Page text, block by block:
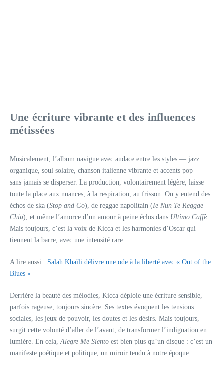
Une écriture vibrante et des influences
métissées
Musicalement, l’album navigue avec audace entre les styles — jazz
organique, soul solaire, chanson italienne vibrante et accents pop —
sans jamais se disperser. La production, volontairement légère, laisse
toute la place aux nuances, à la respiration, au frisson. On y entend des
échos de ska (Stop and Go), de reggae napolitain (Ie Nun Te Reggae
Chiu), et même l’amorce d’un amour à peine éclos dans Ultimo Caffè.
Mais toujours, c’est la voix de Kicca et les harmonies d’Oscar qui
tiennent la barre, avec une intensité rare.
A lire aussi : Salah Khaïli délivre une ode à la liberté avec « Out of the
Blues »
Derrière la beauté des mélodies, Kicca déploie une écriture sensible,
parfois rageuse, toujours sincère. Ses textes évoquent les tensions
sociales, les jeux de pouvoir, les doutes et les désirs. Mais toujours,
surgit cette volonté d’aller de l’avant, de transformer l’indignation en
lumière. En cela,Alegre Me Siento est bien plus qu’un disque : c’est un
manifeste poétique et politique, un miroir tendu à notre époque.